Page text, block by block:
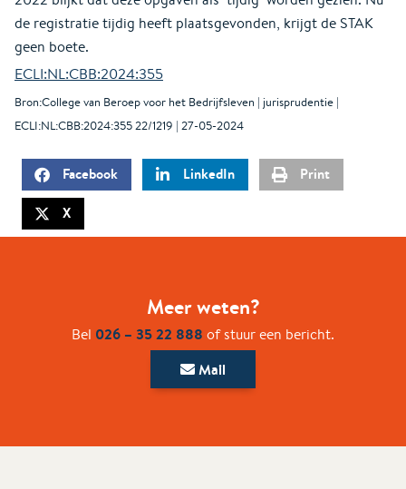
de registratie tijdig heeft plaatsgevonden, krijgt de STAK
geen boete.
ECLI:NL:CBB:2024:355
Bron:College van Beroep voor het Bedrijfsleven | jurisprudentie |
ECLI:NL:CBB:2024:355 22/1219 | 27-05-2024
Facebook LinkedIn Print
X
Meer weten?
Bel 026 – 35 22 888 of stuur een bericht.
Mail